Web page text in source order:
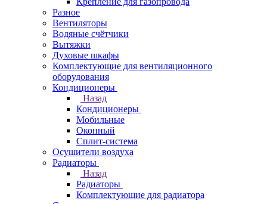
Разное
Вентиляторы
Водяные счётчики
Вытяжки
Духовые шкафы
Комплектующие для вентиляционного
оборудования
Кондиционеры
Назад
Кондиционеры
Мобильные
Оконный
Сплит-система
Осушители воздуха
Радиаторы
Назад
Радиаторы
Комплектующие для радиатора